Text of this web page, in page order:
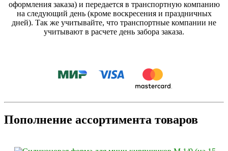
оформления заказа) и передается в транспортную компанию
на следующий день (кроме воскресения и праздничных
дней). Так же учитывайте, что транспортные компании не
учитывают в расчете день забора заказа.
Пополнение ассортимента товаров